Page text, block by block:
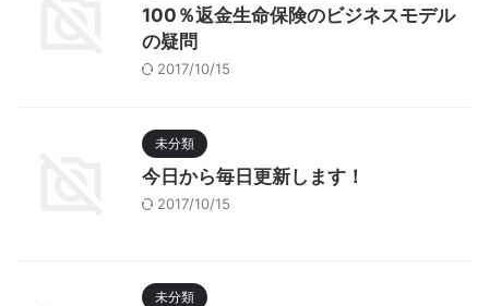
100％返金生命保険のビジネスモデル
の疑問
2017/10/15
未分類
今日から毎日更新します！
2017/10/15
未分類